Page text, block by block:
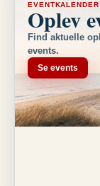
EVENTKALENDER
Oplev
Find aktuelle
events.
Se events